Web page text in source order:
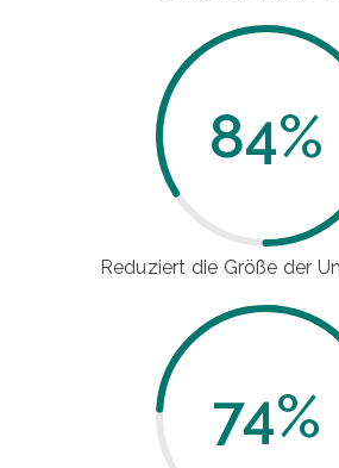
84%
Reduziert die Größe der
74%